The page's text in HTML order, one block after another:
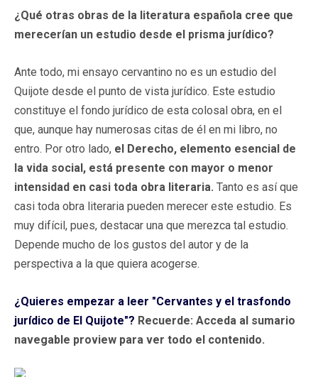
¿Qué otras obras de la literatura española cree que
merecerían un estudio desde el prisma jurídico?
Ante todo, mi ensayo cervantino no es un estudio del
Quijote desde el punto de vista jurídico. Este estudio
constituye el fondo jurídico de esta colosal obra, en el
que, aunque hay numerosas citas de él en mi libro, no
entro. Por otro lado, el Derecho, elemento esencial de
la vida social, está presente con mayor o menor
intensidad en casi toda obra literaria. Tanto es así que
casi toda obra literaria pueden merecer este estudio. Es
muy difícil, pues, destacar una que merezca tal estudio.
Depende mucho de los gustos del autor y de la
perspectiva a la que quiera acogerse.
¿Quieres empezar a leer "Cervantes y el trasfondo
jurídico de El Quijote"? Recuerde: Acceda al sumario
navegable proview para ver todo el contenido.